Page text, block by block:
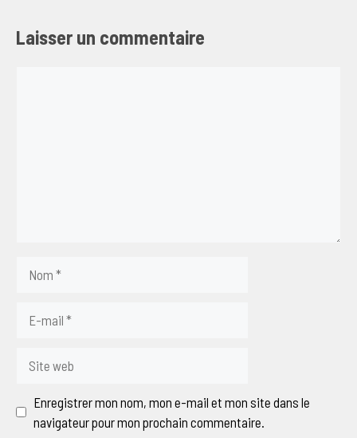
Laisser un commentaire
mail
web
Enregistrer mon nom, mon e-mail et mon site dans le
navigateur pour mon prochain commentaire.